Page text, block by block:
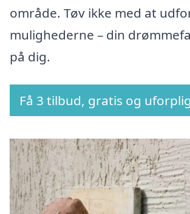
område. Tøv ikke med at
mulighederne – din
på dig.
Få 3 tilbud, gratis og